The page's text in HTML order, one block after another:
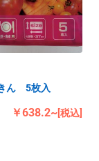
ん 5枚入
￥638.2~[税込]